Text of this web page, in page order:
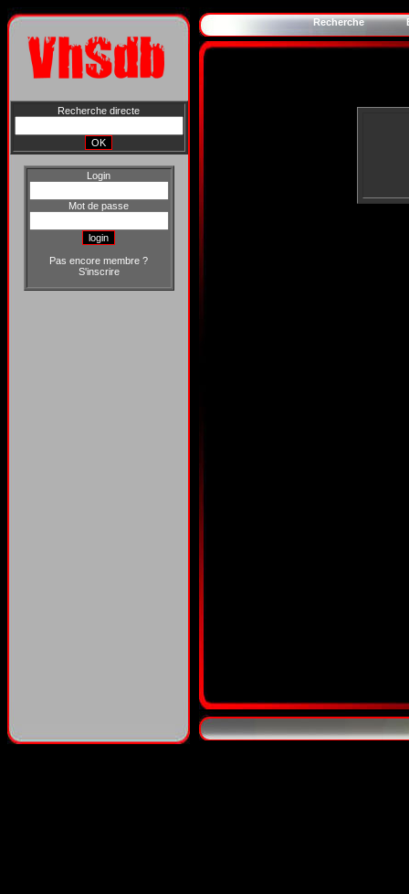
Recherche directe
Login
Mot de passe
Pas encore membre ?
S'inscrire
Recherche